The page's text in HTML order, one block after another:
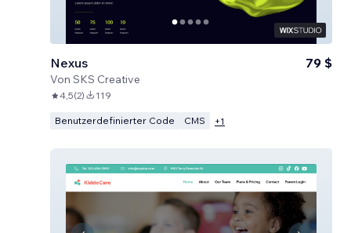
Nexus
Von SKS Creative
79 $
4,5(2) 119
Benutzerdefinierter Code CMS +1